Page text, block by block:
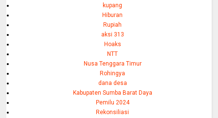
kupang
Hiburan
Rupiah
aksi 313
Hoaks
NTT
Nusa Tenggara Timur
Rohingya
dana desa
Kabupaten Sumba Barat Daya
Pemilu 2024
Rekonsiliasi